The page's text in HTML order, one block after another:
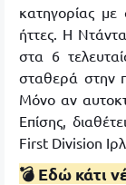
κατηγορίας με
ήττες. Η
στα 6
σταθερά στην
Μόνο αν
Επίσης,
First Division
💣 Εδώ κάτι